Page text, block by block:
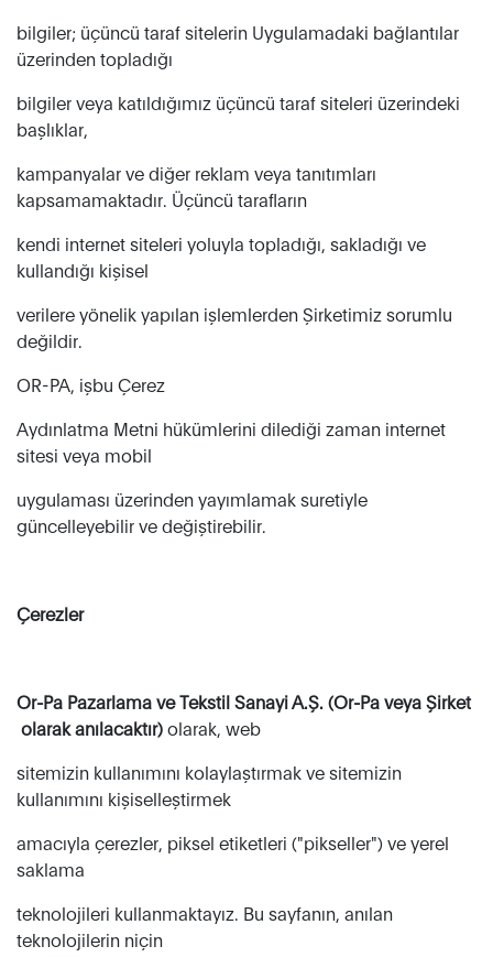
bilgiler; üçüncü taraf sitelerin Uygulamadaki bağlantılar
üzerinden topladığı
bilgiler veya katıldığımız üçüncü taraf siteleri üzerindeki
başlıklar,
kampanyalar ve diğer reklam veya tanıtımları
kapsamamaktadır. Üçüncü tarafların
kendi internet siteleri yoluyla topladığı, sakladığı ve
kullandığı kişisel
verilere yönelik yapılan işlemlerden Şirketimiz sorumlu
değildir.
OR-PA, işbu Çerez
Aydınlatma Metni hükümlerini dilediği zaman internet
sitesi veya mobil
uygulaması üzerinden yayımlamak suretiyle
güncelleyebilir ve değiştirebilir.
Çerezler
Or-Pa Pazarlama ve Tekstil Sanayi A.Ş. (Or-Pa veya Şirket
olarak anılacaktır)olarak, web
sitemizin kullanımını kolaylaştırmak ve sitemizin
kullanımını kişiselleştirmek
amacıyla çerezler, piksel etiketleri ("pikseller") ve yerel
saklama
teknolojileri kullanmaktayız. Bu sayfanın, anılan
teknolojilerin niçin